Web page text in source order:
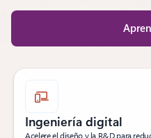
Ingeniería digital
Acelere el diseño y la R&D para